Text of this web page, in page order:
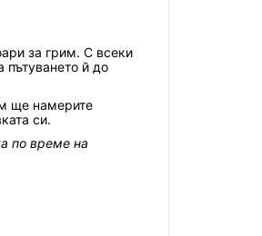
за грим. С всеки
пътуването й до
ще намерите
си.
по време на